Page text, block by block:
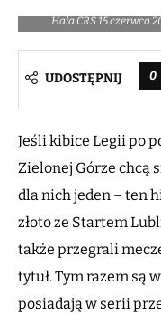
Hala CRS 15 czerwca
UDOSTĘPNIJ 0
Jeśli kibice Legii po
Zielonej Górze chcą
dla nich jeden – ten
złoto ze Startem
także przegrali
tytuł. Tym razem są
posiadają w serii